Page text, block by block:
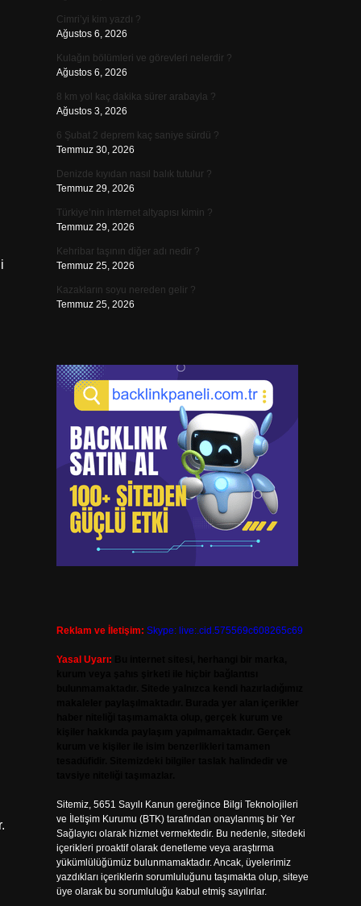
Cimri’yi kim yazdı ?
Ağustos 6, 2026
Kulağın bölümleri ve görevleri nelerdir ?
Ağustos 6, 2026
8 km yol kaç dakika sürer arabayla ?
Ağustos 3, 2026
6 Şubat 2 deprem kaç saniye sürdü ?
Temmuz 30, 2026
Denizde kıyıdan nasıl balık tutulur ?
Temmuz 29, 2026
Türkiye’nin internet altyapısı kimin ?
Temmuz 29, 2026
Kehribar taşının diğer adı nedir ?
Temmuz 25, 2026
Kazakların soyu nereden gelir ?
Temmuz 25, 2026
Reklam ve İletişim: Skype: live:.cid.575569c608265c69
Yasal Uyarı:
Sitemiz, 5651 Sayılı Kanun gereğince Bilgi Teknolojileri
ve İletişim Kurumu (BTK) tarafından onaylanmış bir Yer
Sağlayıcı olarak hizmet vermektedir. Bu nedenle, sitedeki
içerikleri proaktif olarak denetleme veya araştırma
yükümlülüğümüz bulunmamaktadır. Ancak, üyelerimiz
yazdıkları içeriklerin sorumluluğunu taşımakta olup, siteye
üye olarak bu sorumluluğu kabul etmiş sayılırlar.